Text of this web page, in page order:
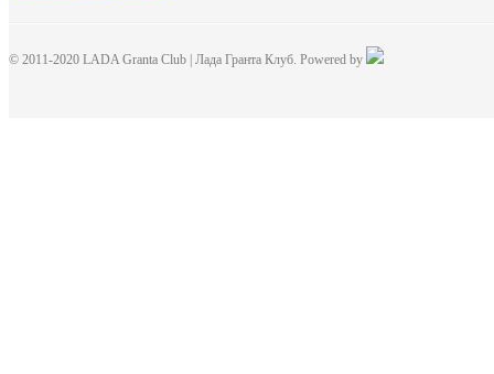
© 2011-2020 LADA Granta Club | Лада Гранта Клуб. Powered by